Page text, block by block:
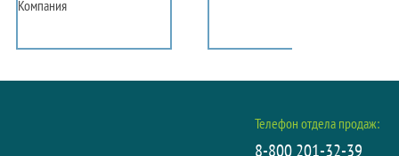
Телефон отдела продаж:
8-800 201-32-39